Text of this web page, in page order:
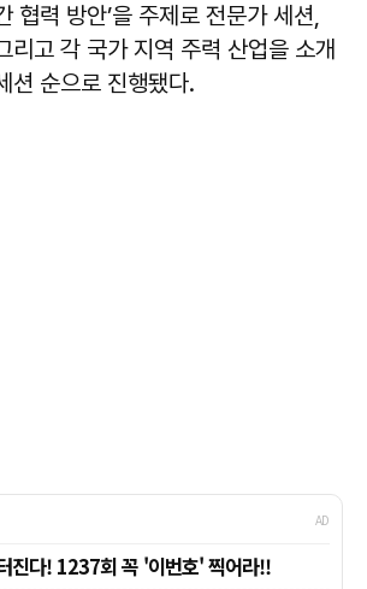
협력 방안’을 주제로 전문가 세션,
리고 각 국가 지역 주력 산업을 소개
션 순으로 진행됐다.